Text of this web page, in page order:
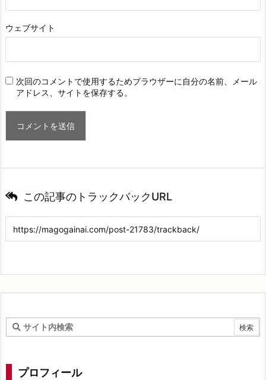
ウェブサイト
次回のコメントで使用するためブラウザーに自分の名前、メール
アドレス、サイトを保存する。
この記事のトラックバックURL
プロフィール